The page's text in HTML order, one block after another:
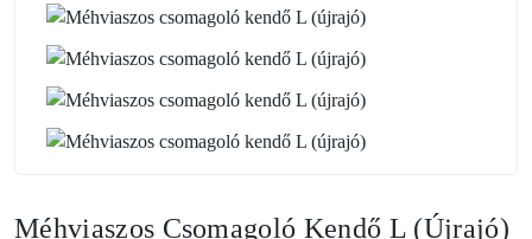
Méhviaszos Csomagoló Kendő L (újrajó)